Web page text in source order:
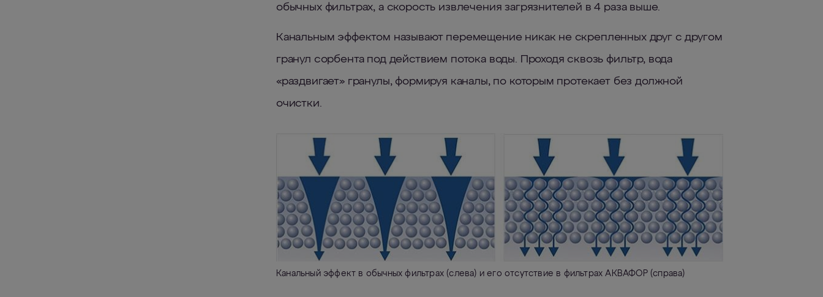
обычных фильтрах, а скорость извлечения загрязнителей в 4 раза выше.
Канальным эффектом называют перемещение никак не скрепленных друг с другом
гранул сорбента под действием потока воды. Проходя сквозь фильтр, вода
«раздвигает» гранулы, формируя каналы, по которым протекает без должной
очистки.
Канальный эффект в обычных фильтрах (слева) и его отсутствие в фильтрах АКВАФОР (справа)